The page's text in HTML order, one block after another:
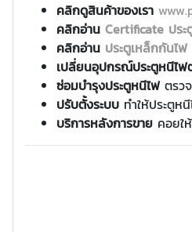
คลิกดูสินค้าของเรา
คลิกอ่าน Certificate ประ
คลิกอ่าน ประตูเหล็กกันไฟ
เปลี่ยนอุปกรณ์ประตูหนีไฟ
ซ่อมบำรุงประตูหนีไฟ ตรว
ปรับตั้งระบบ ทำให้ประตู
บริการหลังการขาย คอยใ